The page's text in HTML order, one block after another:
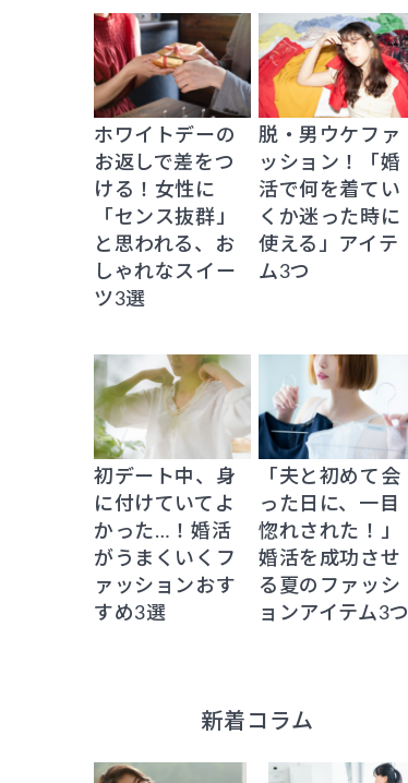
ホワイトデーの
お返しで差をつ
ける！女性に
「センス抜群」
と思われる、お
しゃれなスイー
ツ3選
脱・男ウケファ
ッション！「婚
活で何を着てい
くか迷った時に
使える」アイテ
ム3つ
初デート中、身
に付けていてよ
かった…！婚活
がうまくいくフ
ァッションおす
すめ3選
「夫と初めて会
った日に、一目
惚れされた！」
婚活を成功させ
る夏のファッシ
ョンアイテム3つ
新着コラム